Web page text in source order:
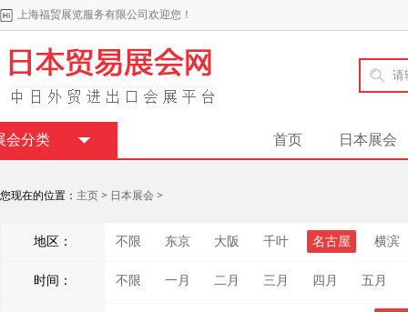
上海福贸展览服务有限公司欢迎您！
首页 日本展会
会分类
您现在的位置： 主页 > 日本展会 >
地区： 不限 东京 大阪 千叶 名古屋 横滨
时间： 不限 一月 二月 三月 四月 五月